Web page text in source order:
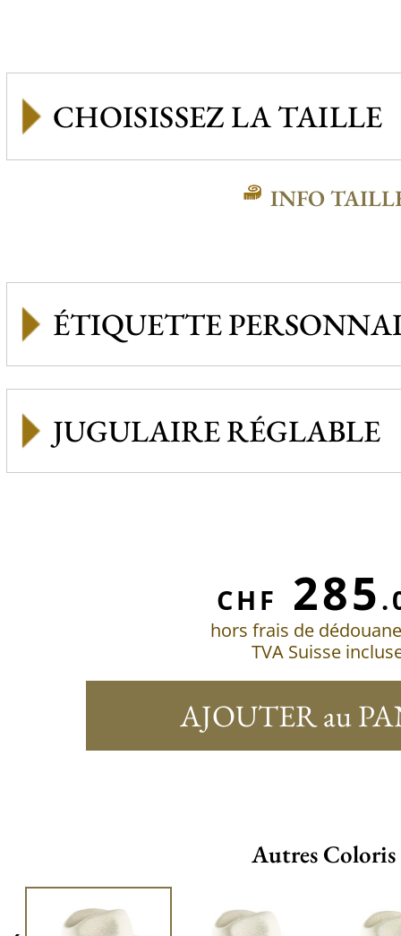
INFO
ÉTIQUETTE
JUGULAIRE RÉGLABLE
CHF 285
hors frais de
TVA Suisse
AJOUTER au
Autres Coloris